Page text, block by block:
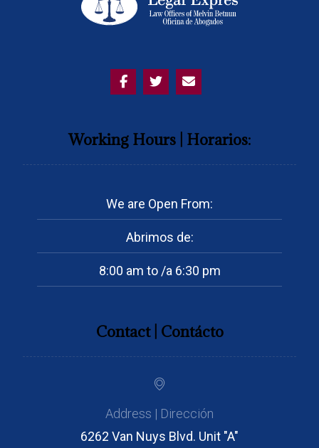
Working Hours | Horarios:
We are Open From:
Abrimos de:
8:00 am to /a 6:30 pm
Contact | Contácto
Address | Dirección
6262 Van Nuys Blvd. Unit "A"